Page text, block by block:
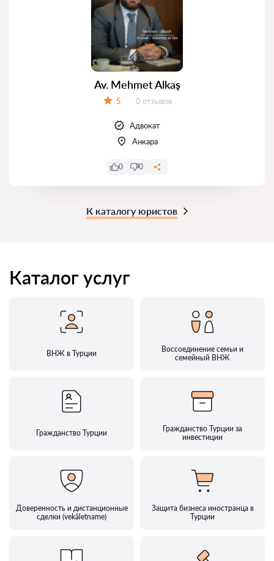
Av. Mehmet Alkaş
5 Отзывов:
0 отзывов
Адвокат
Анкара
0 0
К каталогу юристов
Каталог услуг
ВНЖ в Турции
Воссоединение семьи и
семейный ВНЖ
Гражданство Турции
Гражданство Турции за
инвестиции
Доверенность и дистанционные
сделки (vekâletname)
Защита бизнеса иностранца в
Турции